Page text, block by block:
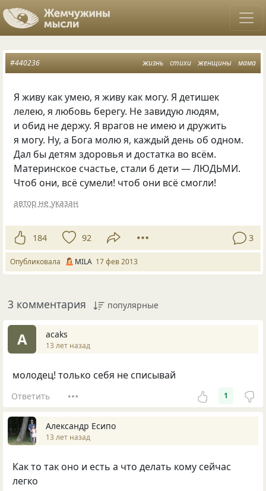
жизнь стихи женщины мама
#440236
Я живу как умею, я живу как могу. Я детишек
лелею, я любовь берегу. Не завидую людям,
и обид не держу. Я врагов не имею и дружить
я могу. Ну, а Бога молю я, каждый день об одном.
Дал бы детям здоровья и достатка во всём.
Материнское счастье, стали б дети — ЛЮДЬМИ.
Чтоб они, всё сумели! чтоб они всё смогли!
автор не указан
184 92 3
Опубликовала MILA 17 фев 2013
3 комментария популярные
A acaks
13 лет назад
молодец! только себя не списывай
Ответить 1
Александр Есипо
13 лет назад
Как то так оно и есть а что делать кому сейчас
легко